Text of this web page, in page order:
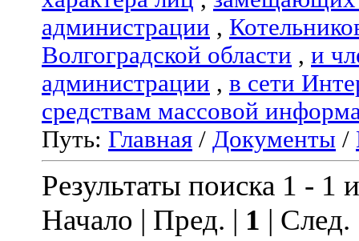
администрации ,
Волгоградской области , и
администрации , в сети
средствам массовой
Путь: Главная / Документы /
Результаты поиска 1 - 1
Начало | Пред. | 1 |